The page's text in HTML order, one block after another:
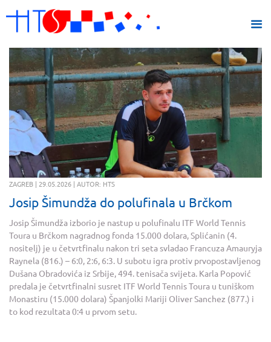
ZAGREB | 29.05.2026 | AUTOR: HTS
Josip Šimundža do polufinala u Brčkom
Josip Šimundža izborio je nastup u polufinalu ITF World Tennis
Toura u Brčkom nagradnog fonda 15.000 dolara, Splićanin (4.
nositelj) je u četvrtfinalu nakon tri seta svladao Francuza Amauryja
Raynela (816.) – 6:0, 2:6, 6:3. U subotu igra protiv prvopostavljenog
Dušana Obradovića iz Srbije, 494. tenisača svijeta. Karla Popović
predala je četvrtfinalni susret ITF World Tennis Toura u tuniškom
Monastiru (15.000 dolara) Španjolki Mariji Oliver Sanchez (877.) i
to kod rezultata 0:4 u prvom setu.